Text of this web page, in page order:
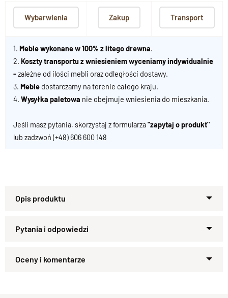
Wybarwienia Zakup Transport
1. Meble wykonane w 100% z litego drewna.
2. Koszty transportu z wniesieniem wyceniamy indywidualnie
-zależne od ilości mebli oraz odległości dostawy.
3. Meble dostarczamy na terenie całego kraju.
4. Wysyłka paletowa nie obejmuje wniesienia do mieszkania.
Jeśli masz pytania, skorzystaj z formularza"zapytaj o produkt"
lub zadzwoń (+48) 606 600 148
Materiał
Wykończenie
Zapytaj o produkt